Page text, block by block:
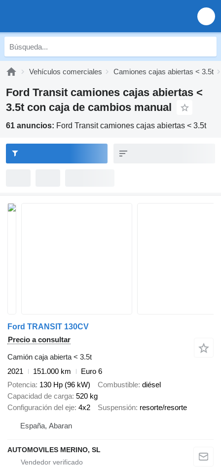
Vehículos comerciales Camiones cajas abiertas < 3.5t
Ford Transit camiones cajas abiertas <
3.5t con caja de cambios manual
61 anuncios: Ford Transit camiones cajas abiertas < 3.5t
Ford TRANSIT 130CV
Precio a consultar
Camión caja abierta < 3.5t
2021
151.000 km
Euro 6
Potencia 130 Hp (96 kW) Combustible diésel
Capacidad de carga 520 kg
Configuración del eje 4x2 Suspensión resorte/resorte
España, Abaran
AUTOMOVILES MERINO, SL